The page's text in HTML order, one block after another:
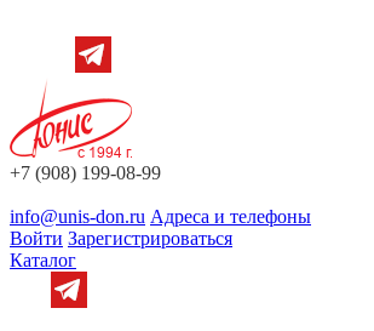
+7 (908) 199-08-99
info@unis-don.ru Адреса и телефоны
Войти Зарегистрироваться
Каталог